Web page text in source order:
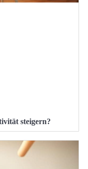
steigern?